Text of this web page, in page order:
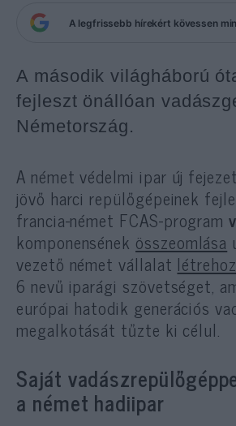
A legfrissebb hírekért kövessen
A második világháború
fejleszt önállóan
Németország.
A német védelmi ipar új
jövő harci repülőgépeinek
francia-német FCAS-program
komponensének összeomlása
vezető német vállalat
6 nevű iparági szövetséget,
európai hatodik generációs
megalkotását tűzte ki célul.
Saját
a német hadiipar